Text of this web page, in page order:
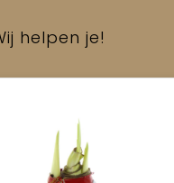
helpen je!